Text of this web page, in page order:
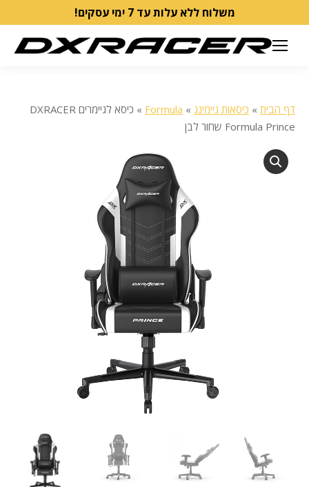
משלוח ללא עלות עד 7 ימי עסקים!
דף הבית » כיסאות גיימינג »
Formula
»
כיסא לגיימרים DXRACER
Formula Prince שחור לבן